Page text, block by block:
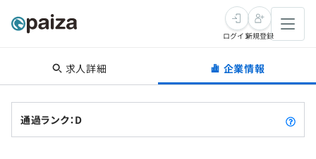
転職・キャリア
新卒就活
ログイン新規登録
求人詳細 企業情報
通過ランク：D